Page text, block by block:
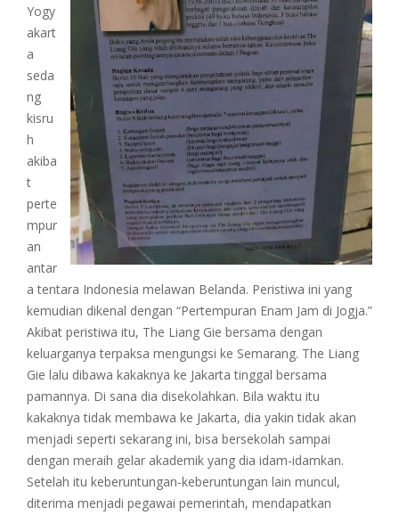
Yogy
akart
a
seda
ng
kisru
h
akiba
t
perte
mpur
an
antar
a tentara Indonesia melawan Belanda. Peristiwa ini yang
kemudian dikenal dengan “Pertempuran Enam Jam di Jogja.”
Akibat peristiwa itu, The Liang Gie bersama dengan
keluarganya terpaksa mengungsi ke Semarang. The Liang
Gie lalu dibawa kakaknya ke Jakarta tinggal bersama
pamannya. Di sana dia disekolahkan. Bila waktu itu
kakaknya tidak membawa ke Jakarta, dia yakin tidak akan
menjadi seperti sekarang ini, bisa bersekolah sampai
dengan meraih gelar akademik yang dia idam-idamkan.
Setelah itu keberuntungan-keberuntungan lain muncul,
diterima menjadi pegawai pemerintah, mendapatkan